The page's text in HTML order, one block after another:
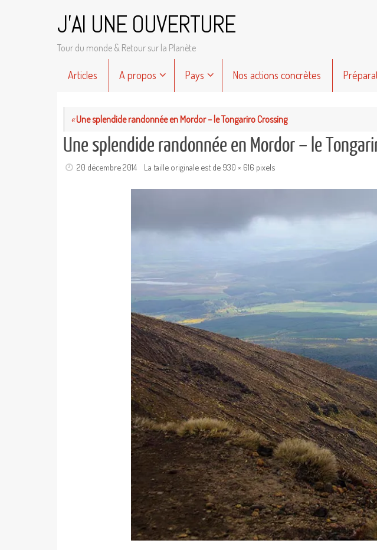
J'AI UNE OUVERTURE
Tour du monde & Retour sur la Planète
Articles A propos Pays Nos actions concrètes
«Une splendide randonnée en Mordor – le Tongariro Crossing
Une splendide randonnée en Mordor – le
20 décembre 2014 La taille originale est de 930 × 616 pixels